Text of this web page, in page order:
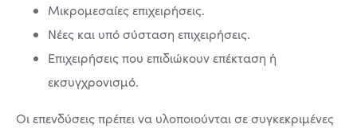
Μικρομεσαίες επιχειρήσεις.
Νέες και υπό σύσταση επιχειρήσεις.
Επιχειρήσεις που επιδιώκουν επέκταση ή
εκσυγχρονισμό.
Οι επενδύσεις πρέπει να υλοποιούνται σε συγκεκριμένες